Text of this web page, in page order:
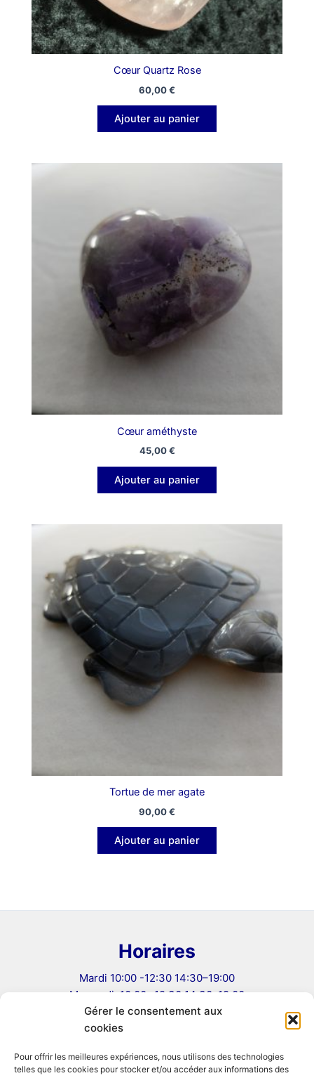
Gérer le consentement aux
cookies
Pour offrir les meilleures expériences, nous utilisons des technologies
telles que les cookies pour stocker et/ou accéder aux informations des
Cœur Quartz Rose
60,00€
Ajouter au panier
Cœur améthyste
45,00€
Ajouter au panier
Tortue de mer agate
90,00€
Ajouter au panier
Horaires
Mardi 10:00 -12:30 14:30–19:00
Mercredi: 10:00 -12:30 14:30–19:00
Jeudi: 10:00 -12:30 14:30–19:00
Vendredi: 10:00 -12:30 14:30–19:00